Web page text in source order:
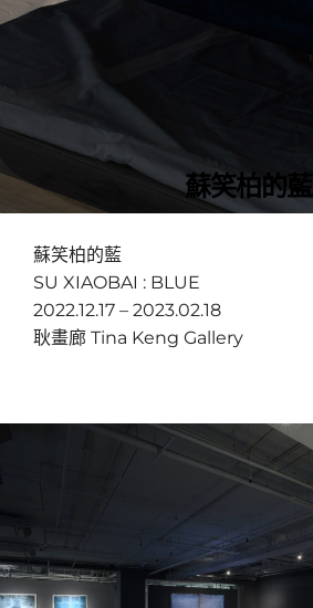
蘇笑柏的藍
蘇笑柏的藍
SU XIAOBAI : BLUE
2022.12.17 – 2023.02.18
耿畫廊 Tina Keng Gallery